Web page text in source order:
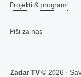
Projekti & programi
Piši za nas
Zadar TV © 2026 ·